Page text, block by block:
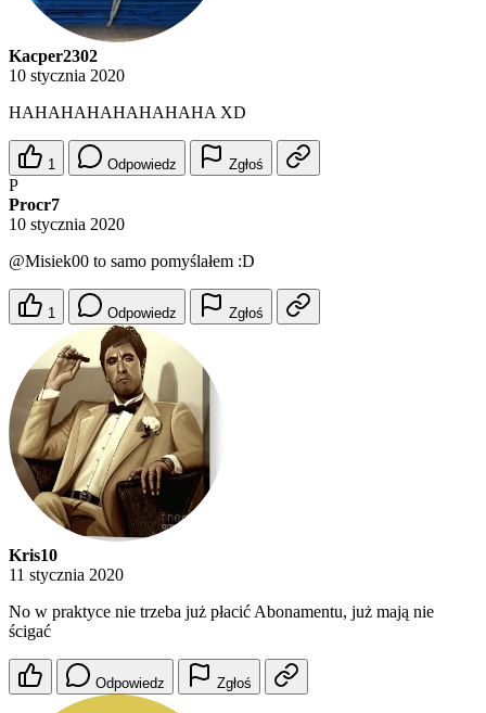
Kacper2302
10 stycznia 2020
HAHAHAHAHAHAHAHA XD
1 Odpowiedz Zgłoś
P
Procr7
10 stycznia 2020
@Misiek00 to samo pomyślałem :D
1 Odpowiedz Zgłoś
Kris10
11 stycznia 2020
No w praktyce nie trzeba już płacić Abonamentu, już mają nie
ścigać
Odpowiedz Zgłoś